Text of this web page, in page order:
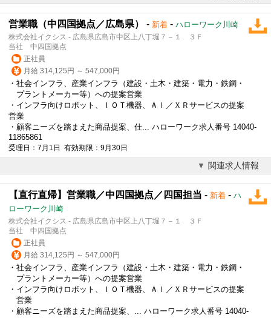
営業職（中四国拠点／広島県） - 新着 - ハローワーク川崎
株式会社イクシス - 広島県広島市中区上八丁堀７－１ ３Ｆ
当社 中四国拠点
正社員
月給 314,125円 ～ 547,000円
・社会インフラ、産業インフラ（建設・土木・建築・電力・鉄鋼・
プラントメーカー等）への提案営業
・インフラ向けロボット、
ＩＯＴ 機器、ＡＩ／ＸＲサービスの提案
営業
・顧客ニーズを踏まえた商品提案、仕... ハローワーク求人番号 14040-
11865861
受理日：7月1日 有効期限：9月30日
関連求人情報
【直行直帰】営業職／中四国拠点／四国担当 - 新着 - ハ
ローワーク川崎
株式会社イクシス - 広島県広島市中区上八丁堀７－１ ３Ｆ
当社 中四国拠点
正社員
月給 314,125円 ～ 547,000円
・社会インフラ、産業インフラ（建設・土木・建築・電力・鉄鋼・
プラントメーカー等）への提案営業
・インフラ向けロボット、
ＩＯＴ 機器、ＡＩ／ＸＲサービスの提案
営業
・顧客ニーズを踏まえた商品提案、... ハローワーク求人番号 14040-